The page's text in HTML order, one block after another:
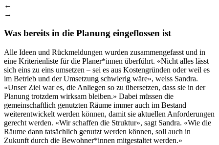
←
→
Was bereits in die Planung eingeflossen ist
Alle Ideen und Rückmeldungen wurden zusammengefasst und in
eine Kriterienliste für die Planer*innen überführt. «Nicht alles lässt
sich eins zu eins umsetzen – sei es aus Kostengründen oder weil es
im Betrieb und der Umsetzung schwierig wäre», weiss Sandra.
«Unser Ziel war es, die Anliegen so zu übersetzen, dass sie in der
Planung trotzdem wirksam bleiben.» Dabei müssen die
gemeinschaftlich genutzten Räume immer auch im Bestand
weiterentwickelt werden können, damit sie aktuellen Anforderungen
gerecht werden. «Wir schaffen die Struktur», sagt Sandra. «Wie die
Räume dann tatsächlich genutzt werden können, soll auch in
Zukunft durch die Bewohner*innen mitgestaltet werden.»